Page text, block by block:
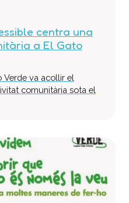
centra una
a El Gato
Verde va acollir el
comunitària sota el